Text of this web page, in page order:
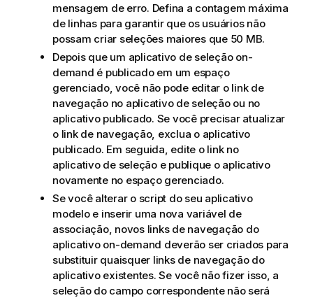
mensagem de erro. Defina a contagem máxima
de linhas para garantir que os usuários não
possam criar seleções maiores que 50 MB.
Depois que um aplicativo de seleção on-
demand é publicado em um espaço
gerenciado, você não pode editar o link de
navegação no aplicativo de seleção ou no
aplicativo publicado. Se você precisar atualizar
o link de navegação, exclua o aplicativo
publicado. Em seguida, edite o link no
aplicativo de seleção e publique o aplicativo
novamente no espaço gerenciado.
Se você alterar o script do seu aplicativo
modelo e inserir uma nova variável de
associação, novos links de navegação do
aplicativo on-demand deverão ser criados para
substituir quaisquer links de navegação do
aplicativo existentes. Se você não fizer isso, a
seleção do campo correspondente não será